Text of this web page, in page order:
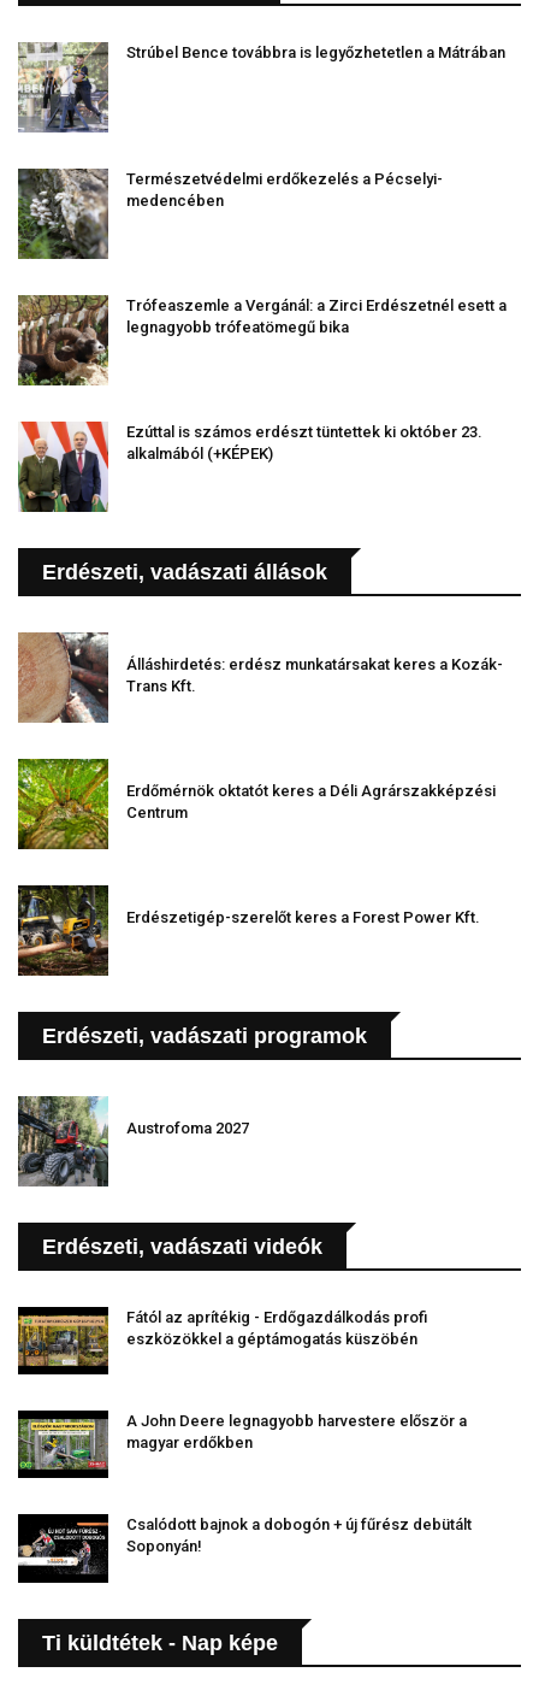
Strúbel Bence továbbra is legyőzhetetlen a Mátrában
Természetvédelmi erdőkezelés a Pécselyi-
medencében
Trófeaszemle a Vergánál: a Zirci Erdészetnél esett a
legnagyobb trófeatömegű bika
Ezúttal is számos erdészt tüntettek ki október 23.
alkalmából (+KÉPEK)
Erdészeti, vadászati állások
Álláshirdetés: erdész munkatársakat keres a Kozák-
Trans Kft.
Erdőmérnök oktatót keres a Déli Agrárszakképzési
Centrum
Erdészetigép-szerelőt keres a Forest Power Kft.
Erdészeti, vadászati programok
Austrofoma 2027
Erdészeti, vadászati videók
Fától az aprítékig - Erdőgazdálkodás profi
eszközökkel a géptámogatás küszöbén
A John Deere legnagyobb harvestere először a
magyar erdőkben
Csalódott bajnok a dobogón + új fűrész debütált
Soponyán!
Ti küldtétek - Nap képe